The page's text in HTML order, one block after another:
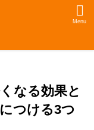
Menu
なる効果と
つける3つ